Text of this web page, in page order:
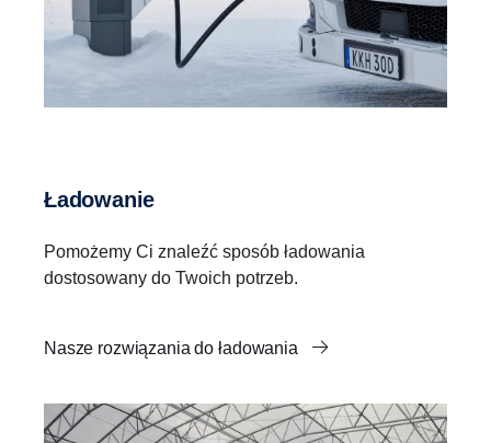
Ładowanie
Pomożemy Ci znaleźć sposób ładowania
dostosowany do Twoich potrzeb.
Nasze rozwiązania do ładowania